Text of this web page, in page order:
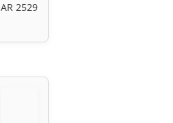
AR 2529